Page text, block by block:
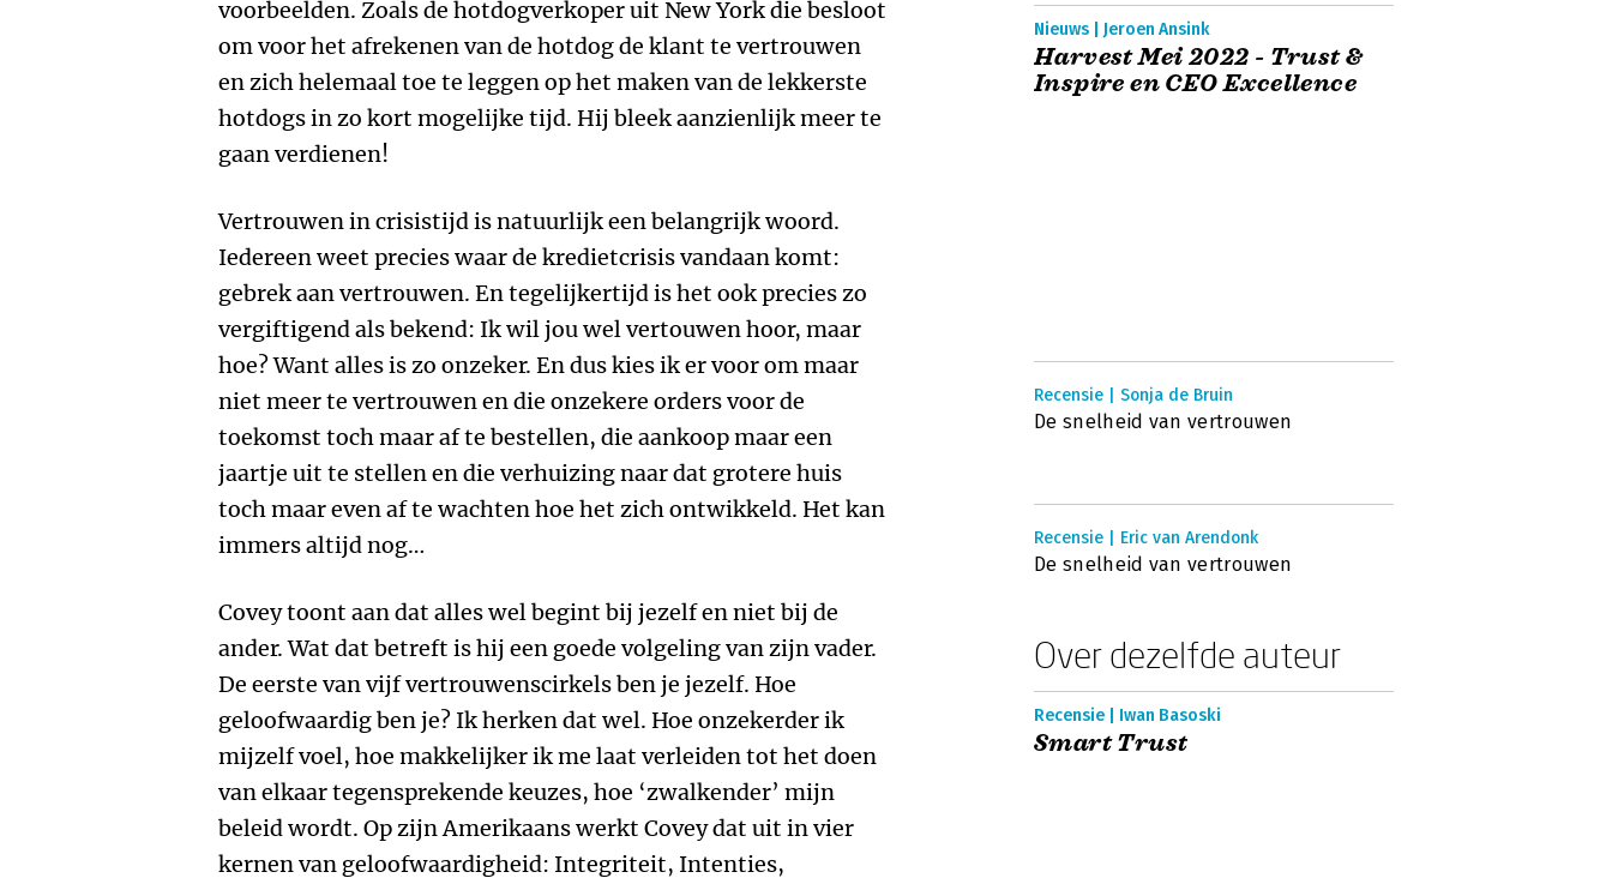
voorbeelden. Zoals de hotdogverkoper uit New York die besloot
om voor het afrekenen van de hotdog de klant te vertrouwen
en zich helemaal toe te leggen op het maken van de lekkerste
hotdogs in zo kort mogelijke tijd. Hij bleek aanzienlijk meer te
gaan verdienen!
Vertrouwen in crisistijd is natuurlijk een belangrijk woord.
Iedereen weet precies waar de kredietcrisis vandaan komt:
gebrek aan vertrouwen. En tegelijkertijd is het ook precies zo
vergiftigend als bekend: Ik wil jou wel vertouwen hoor, maar
hoe? Want alles is zo onzeker. En dus kies ik er voor om maar
niet meer te vertrouwen en die onzekere orders voor de
toekomst toch maar af te bestellen, die aankoop maar een
jaartje uit te stellen en die verhuizing naar dat grotere huis
toch maar even af te wachten hoe het zich ontwikkeld. Het kan
immers altijd nog…
Covey toont aan dat alles wel begint bij jezelf en niet bij de
ander. Wat dat betreft is hij een goede volgeling van zijn vader.
De eerste van vijf vertrouwenscirkels ben je jezelf. Hoe
geloofwaardig ben je? Ik herken dat wel. Hoe onzekerder ik
mijzelf voel, hoe makkelijker ik me laat verleiden tot het doen
van elkaar tegensprekende keuzes, hoe ‘zwalkender’ mijn
beleid wordt. Op zijn Amerikaans werkt Covey dat uit in vier
kernen van geloofwaardigheid: Integriteit, Intenties,
Nieuws | Jeroen Ansink
Harvest Mei 2022 - Trust &
Inspire en CEO Excellence
Recensie | Sonja de Bruin
De snelheid van vertrouwen
Recensie | Eric van Arendonk
De snelheid van vertrouwen
Over dezelfde auteur
Recensie | Iwan Basoski
Smart Trust